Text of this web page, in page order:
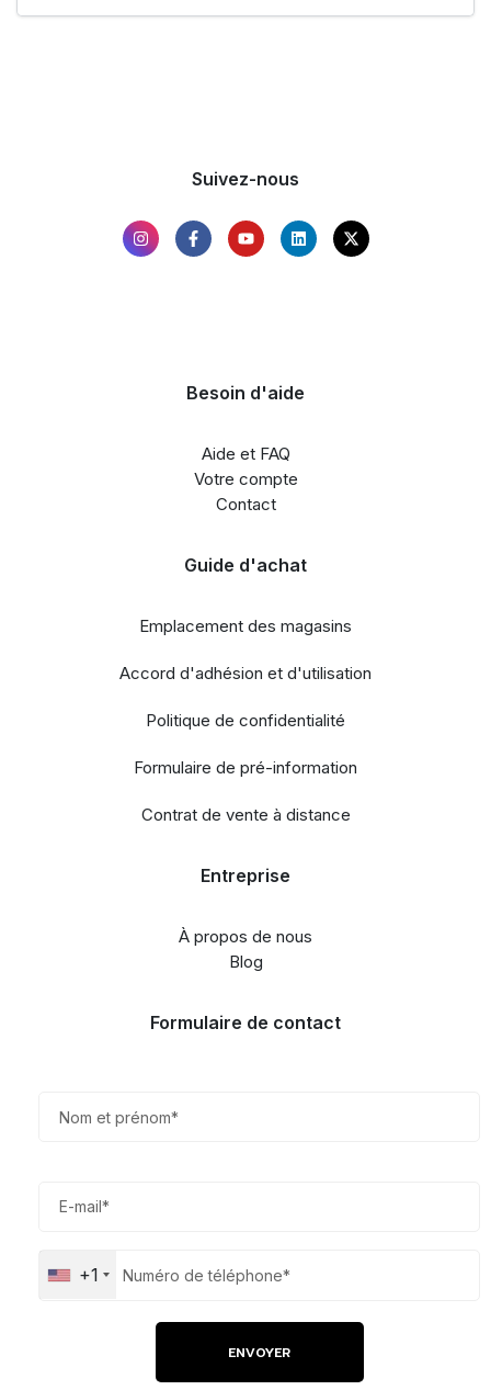
Suivez-nous
Besoin d'aide
Aide et FAQ
Votre compte
Contact
Guide d'achat
Emplacement des magasins
Accord d'adhésion et d'utilisation
Politique de confidentialité
Formulaire de pré-information
Contrat de vente à distance
Entreprise
À propos de nous
Blog
Formulaire de contact
+1